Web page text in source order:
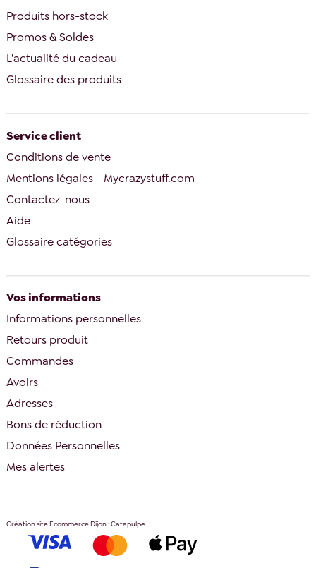
Produits hors-stock
Promos & Soldes
L'actualité du cadeau
Glossaire des produits
Service client
Conditions de vente
Mentions légales - Mycrazystuff.com
Contactez-nous
Aide
Glossaire catégories
Vos informations
Informations personnelles
Retours produit
Commandes
Avoirs
Adresses
Bons de réduction
Données Personnelles
Mes alertes
Création site Ecommerce Dijon : Catapulpe